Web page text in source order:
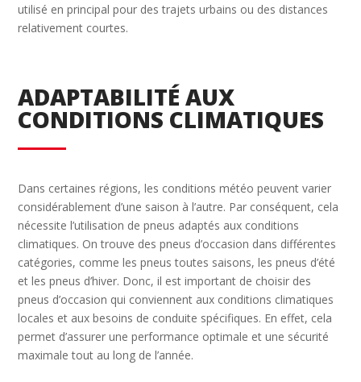
utilisé en principal pour des trajets urbains ou des distances
relativement courtes.
ADAPTABILITÉ AUX
CONDITIONS CLIMATIQUES
Dans certaines régions, les conditions météo peuvent varier
considérablement d’une saison à l’autre. Par conséquent, cela
nécessite l’utilisation de pneus adaptés aux conditions
climatiques. On trouve des pneus d’occasion dans différentes
catégories, comme les pneus toutes saisons, les pneus d’été
et les pneus d’hiver. Donc, il est important de choisir des
pneus d’occasion qui conviennent aux conditions climatiques
locales et aux besoins de conduite spécifiques. En effet, cela
permet d’assurer une performance optimale et une sécurité
maximale tout au long de l’année.